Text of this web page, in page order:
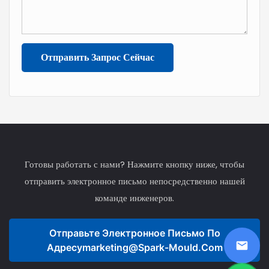
Отправить Запрос Сейчас
службы.
Готовы работать с нами? Нажмите кнопку ниже, чтобы
отправить электронное письмо непосредственно нашей
команде инженеров.
Отправьте Электронное Письмо По
АдресуMarketing@spark-Mould.com